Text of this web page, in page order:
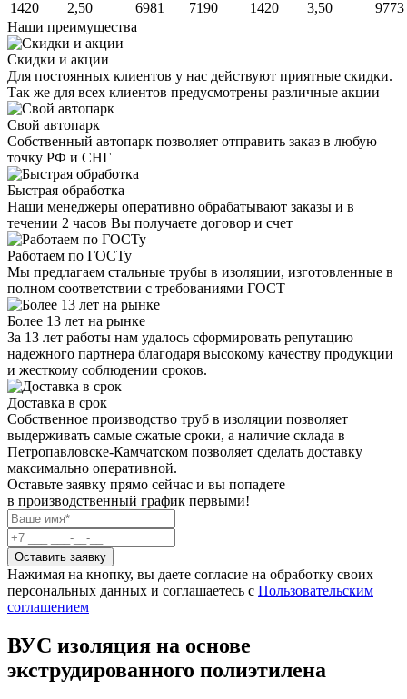
1420
2,50 6981 7190 1420 3,50
9773
Наши преимущества
Скидки и акции
Для постоянных клиентов у нас действуют приятные скидки.
Так же для всех клиентов предусмотрены различные акции
Свой автопарк
Собственный автопарк позволяет отправить заказ в любую
точку РФ и СНГ
Быстрая обработка
Наши менеджеры оперативно обрабатывают заказы и в
течении 2 часов Вы получаете договор и счет
Работаем по ГОСТу
Мы предлагаем стальные трубы в изоляции, изготовленные в
полном соответствии с требованиями ГОСТ
Более 13 лет на рынке
За 13 лет работы нам удалось сформировать репутацию
надежного партнера благодаря высокому качеству продукции
и жесткому соблюдении сроков.
Доставка в срок
Собственное производство труб в изоляции позволяет
выдерживать самые сжатые сроки, а наличие склада в
Петропавловске-Камчатском позволяет сделать доставку
максимально оперативной.
Оставьте заявку прямо сейчас и вы попадете
в производственный график первыми!
Оставить заявку
Нажимая на кнопку, вы даете согласие на обработку своих
персональных данных и соглашаетесь с Пользовательским
соглашением
ВУС изоляция на основе
экструдированного полиэтилена